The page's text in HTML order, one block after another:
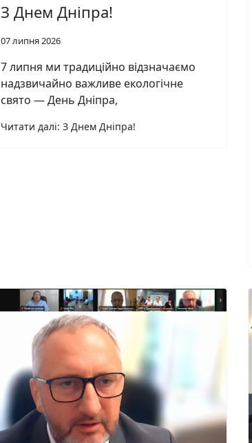
З Днем Дніпра!
07 липня 2026
7 липня ми традиційно відзначаємо
надзвичайно важливе екологічне
свято — День Дніпра,
Читати далі: З Днем Дніпра!